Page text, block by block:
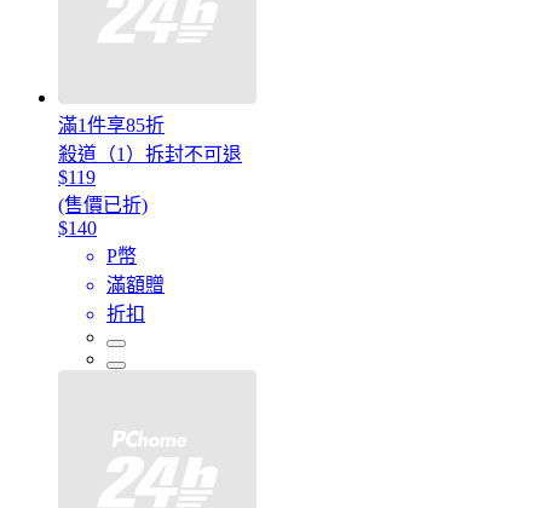
滿1件享85折
殺道（1）拆封不可退
$119
(售價已折)
$140
P幣
滿額贈
折扣